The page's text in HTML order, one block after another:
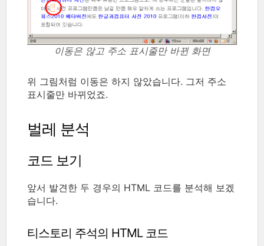
이동은 않고 주소 표시줄만 바뀐 화면
위 그림처럼 이동은 하지 않았습니다. 그저 주소
표시줄만 바뀌었죠.
벌레 분석
코드 보기
앞서 발견한 두 경우의 HTML 코드를 분석해 보겠
습니다.
티스토리 주석의 HTML 코드